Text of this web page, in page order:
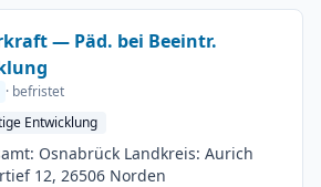
— Päd. bei Beeintr.
· befristet
Entwicklung
Osnabrück Landkreis: Aurich
12, 26506 Norden